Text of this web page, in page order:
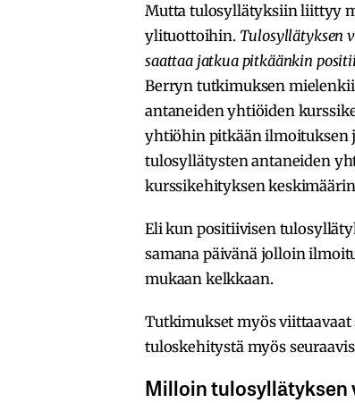
Mutta tulosyllätyksiin liittyy
ylituottoihin. Tulosyllätyksen
saattaa jatkua pitkäänkin
Berryn tutkimuksen
antaneiden yhtiöiden
yhtiöhin pitkään ilmoituksen
tulosyllätysten antaneiden
kurssikehityksen
Eli kun positiivisen
samana päivänä jolloin
mukaan kelkkaan.
Tutkimukset myös
tuloskehitystä myös
Milloin tulosyllätyksen